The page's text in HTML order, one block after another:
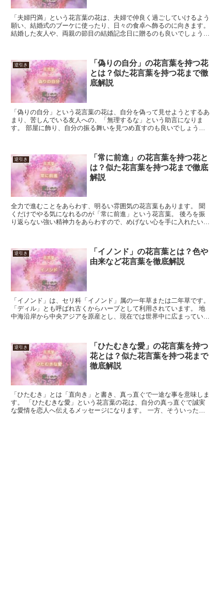
「夫婦円満」という花言葉の花は、夫婦で仲良く過ごしていけるよう
願い、結婚式のブーケに使ったり、日々の食卓へ飾るのに向きます。
結婚した友人や、両親の節目の結婚記念日に贈るのも良いでしょう。
逆引き
「偽りの自分」の花言葉を持つ花
とは？似た花言葉を持つ花まで徹
底解説
「偽りの自分」という花言葉の花は、自分を偽って見せようとするあ
まり、苦しんでいる友人への、「無理するな」という助言になりま
す。 部屋に飾り、自分の振る舞いを見つめ直すのも良いでしょう。
逆引き
「常に前進」の花言葉を持つ花と
は？似た花言葉を持つ花まで徹底
解説
全力で進むことをあらわす、明るい雰囲気の花言葉もあります。 聞
くだけでやる気になれるのが「常に前進」という花言葉。 後ろを振
り返らない強い精神力をあらわすので、めげない心を手に入れたい時
逆引き
「イノンド」の花言葉とは？色や
由来など花言葉を徹底解説
「イノンド」は、セリ科「イノンド」属の一年草または二年草です。
「ディル」とも呼ばれ古くからハーブとして利用されています。 地
中海沿岸から中央アジアを原産とし、現在では世界中に広まっていま
逆引き
「ひたむきな愛」の花言葉を持つ
花とは？似た花言葉を持つ花まで
徹底解説
「ひたむき」とは「直向き」と書き、真っ直ぐで一途な事を意味しま
す。 「ひたむきな愛」という花言葉の花は、自分の真っ直ぐで誠実
な愛情を恋人へ伝えるメッセージになります。 一方、そういった愛